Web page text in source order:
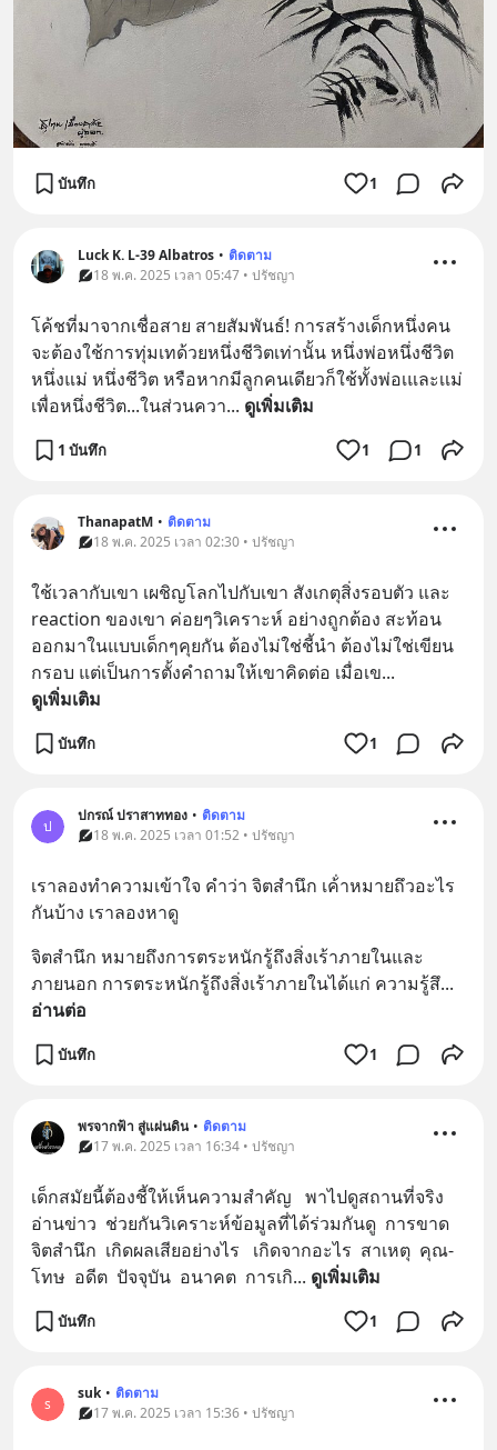
บันทึก 1
Luck K. L-39 Albatros • ติดตาม
18 พ.ค. 2025 เวลา 05:47 • ปรัชญา
โค้ชที่มาจากเชื่อสาย สายสัมพันธ์! การสร้างเด็กหนึ่งคน
จะต้องใช้การทุ่มเทด้วยหนึ่งชีวิตเท่านั้น หนึ่งพ่อหนึ่งชีวิต
หนึ่งแม่ หนึ่งชีวิต หรือหากมีลูกคนเดียวก็ใช้ทั้งพ่อเและเเม่
เพื่อหนึ่งชีวิต...ในส่วนควา... ดูเพิ่มเติม
1 บันทึก 1 1
ThanapatM • ติดตาม
18 พ.ค. 2025 เวลา 02:30 • ปรัชญา
ใช้เวลากับเขา เผชิญโลกไปกับเขา สังเกตุสิ่งรอบตัว และ
reaction ของเขา ค่อยๆวิเคราะห์ อย่างถูกต้อง สะท้อน
ออกมาในแบบเด็กๆคุยกัน ต้องไม่ใช่ชี้นำ ต้องไม่ใช่เขียน
กรอบ แต่เป็นการตั้งคำถามให้เขาคิดต่อ เมื่อเข...
ดูเพิ่มเติม
บันทึก 1
ป
ปกรณ์ ปราสาททอง • ติดตาม
18 พ.ค. 2025 เวลา 01:52 • ปรัชญา
เราลองทำความเข้าใจ คำว่า จิตสำนึก เค้่าหมายถึวอะไร
กันบ้าง เราลองหาดู
จิตสำนึก หมายถึงการตระหนักรู้ถึงสิ่งเร้าภายในและ
ภายนอก การตระหนักรู้ถึงสิ่งเร้าภายในได้แก่ ความรู้สึ
อ่านต่อ
บันทึก 1
พรจากฟ้า สู่แผ่นดิน • ติดตาม
17 พ.ค. 2025 เวลา 16:34 • ปรัชญา
เด็กสมัยนี้ต้องชี้ให้เห็นความสำคัญ   พาไปดูสถานที่จริง
อ่านข่าว  ช่วยกันวิเคราะห์ข้อมูลที่ได้ร่วมกันดู  การขาด
จิตสำนึก  เกิดผลเสียอย่างไร   เกิดจากอะไร  สาเหตุ  คุณ-
โทษ  อดีต  ปัจจุบัน  อนาคต  การเกิ... ดูเพิ่มเติม
บันทึก 1
s
suk • ติดตาม
17 พ.ค. 2025 เวลา 15:36 • ปรัชญา